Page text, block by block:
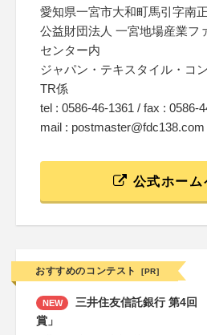
愛知県一宮市大和町馬引字南
公益財団法人 一宮地場産業フ
センター内
ジャパン・テキスタイル・コ
TR係
tel : 0586-46-1361 / fax : 0586-
mail : postmaster@fdc138.com
公式ホーム
おすすめのコンテスト [PR]
NEW
三井住友信託銀行 第4回
賞」